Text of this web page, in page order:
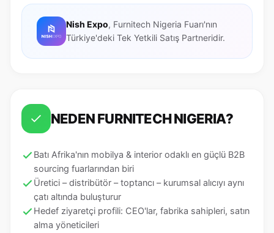
Nish Expo, Furnitech Nigeria Fuarı'nın
Türkiye'deki Tek Yetkili Satış Partneridir.
NEDEN FURNITECH NIGERIA?
Batı Afrika'nın mobilya & interior odaklı en güçlü B2B
sourcing fuarlarından biri
Üretici – distribütör – toptancı – kurumsal alıcıyı aynı
çatı altında buluşturur
Hedef ziyaretçi profili: CEO'lar, fabrika sahipleri, satın
alma yöneticileri